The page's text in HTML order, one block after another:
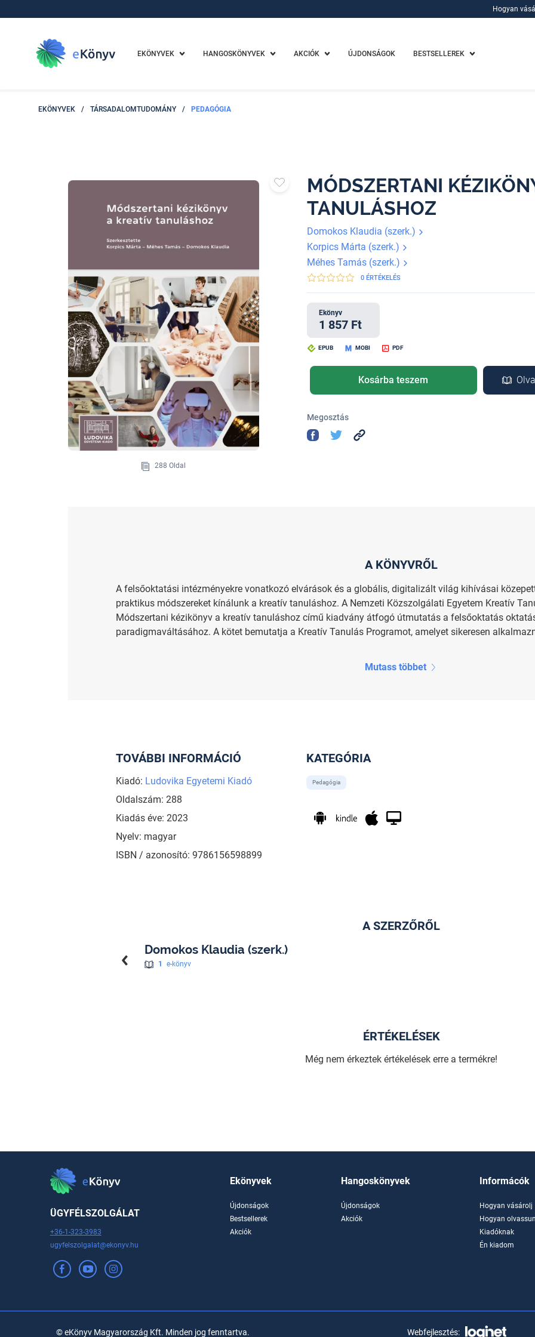
Hogyan
EKÖNYVEK HANGOSKÖNYVEK AKCIÓK ÚJDONSÁGOK BESTSELLEREK
EKÖNYVEK / TÁRSADALOMTUDOMÁNY / PEDAGÓGIA
288 Oldal
MÓDSZERTANI
TANULÁSHOZ
Domokos Klaudia (szerk.)
Korpics Márta (szerk.)
Méhes Tamás (szerk.)
0 ÉRTÉKELÉS
Ekönyv
1 857 Ft
EPUB MOBI PDF
Kosárba teszem
Megosztás
A KÖNYVRŐL
A felsőoktatási intézményekre vonatkozó elvárások és a glo­bális, digitalizált világ kihívásai
praktikus módszereket kínálunk a kreatív tanuláshoz. A Nemzeti Közszolgálati Egyetem Kreatív
Módszertani kézikönyv a kreatív tanuláshoz című kiadvány átfogó útmutatás a felsőoktatás
paradigmaváltásához. A kötet bemutatja a Kreatív Tanulás Programot, amelyet sikeresen
Mutass többet
TOVÁBBI INFORMÁCIÓ
Kiadó: Ludovika Egyetemi Kiadó
Oldalszám: 288
Kiadás éve: 2023
Nyelv: magyar
ISBN / azonosító: 9786156598899
KATEGÓRIA
Pedagógia
A SZERZŐRŐL
Domokos Klaudia (szerk.)
1 e-könyv
ÉRTÉKELÉSEK
Még nem érkeztek értékelések erre a termékre!
ÜGYFÉLSZOLGÁLAT
+36-1-323-3983
ugyfelszolgalat@ekonyv.hu
Ekönyvek
Újdonságok
Bestsellerek
Akciók
Hangoskönyvek
Újdonságok
Akciók
Informácók
Hogyan vásárolj
Hogyan
Kiadóknak
Én kiadom
© eKönyv Magyarország Kft. Minden jog fenntartva. Webfejlesztés: